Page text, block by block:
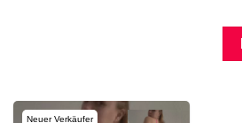
Neuer Verkäufer